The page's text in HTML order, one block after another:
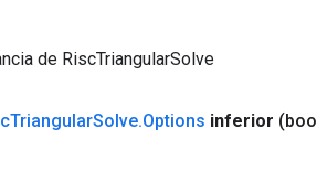
de RiscTriangularSolve
TriangularSolve.Options inferior